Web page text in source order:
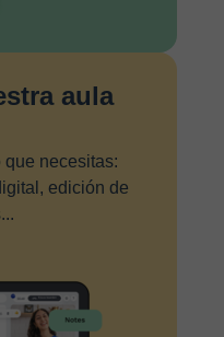
aula
que necesitas:
edición de